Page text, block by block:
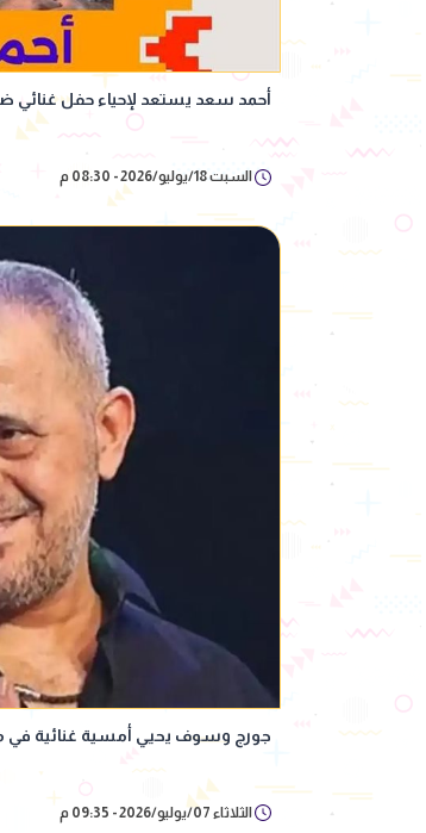
أحمد سعد يستعد لإحياء حفل غنائي ضمن
السبت 18/يوليو/2026 - 08:30 م
جورج وسوف يحيي أمسية غنائية في
الثلاثاء 07/يوليو/2026 - 09:35 م